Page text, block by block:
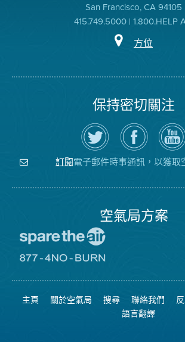
San Francisco, CA 94105
415.749.5000 | 1.800.HELP
方位
保持密切關注
在
Twitter
上
關
注
空
瀏
覽
氣
局
的
空
氣
局
頻
道
訂閱電子郵件時事通訊，以獲取
空氣局方案
空
日
網
站
8774
可
燃
燒
主頁 關於空氣局 搜尋 聯絡我們
語言翻譯